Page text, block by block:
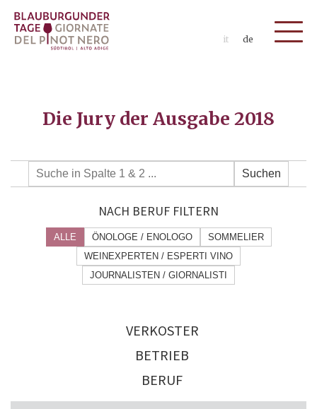
it de
Die Jury der Ausgabe 2018
Suchen
NACH BERUF FILTERN
ALLE ÖNOLOGE / ENOLOGO
SOMMELIER
WEINEXPERTEN / ESPERTI VINO
JOURNALISTEN / GIORNALISTI
VERKOSTER
BETRIEB
BERUF